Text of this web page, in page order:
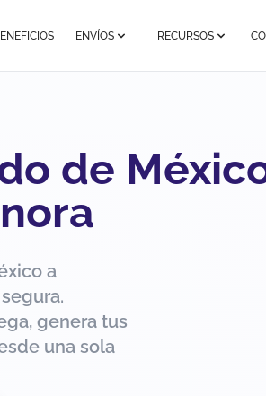
ENVÍOS RECURSOS
de
a
genera tus
una sola